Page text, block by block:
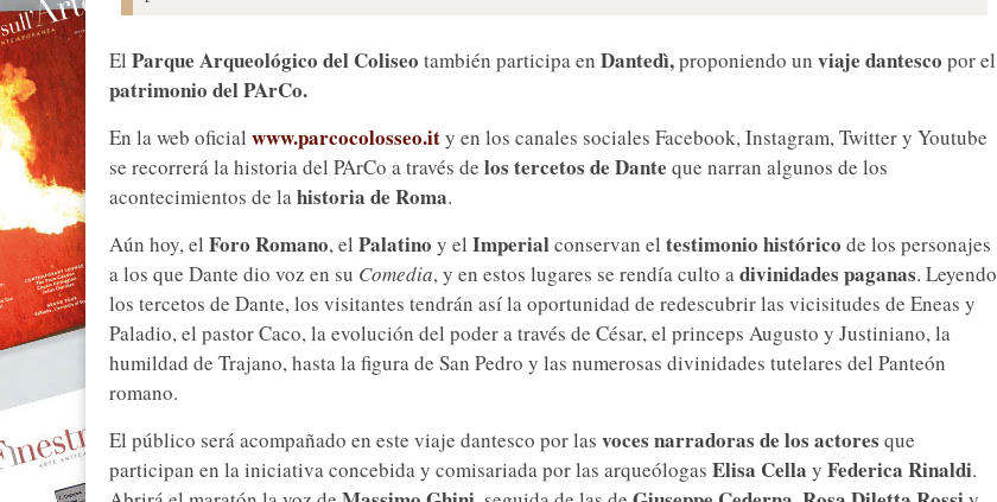
El Parque Arqueológico del Coliseo también participa en Dantedì,proponiendo un viaje dantesco por el
patrimonio del PArCo.
En la web oficial www.parcocolosseo.ity en los canales sociales Facebook, Instagram, Twitter y Youtube
se recorrerá la historia del PArCo a través de los tercetos de Dante que narran algunos de los
acontecimientos de lahistoria de Roma.
Aún hoy, el Foro Romano, el Palatino y el Imperialconservan el testimonio histórico de los personajes
a los que Dante dio voz en su Comedia, y en estos lugares se rendía culto adivinidades paganas. Leyendo
los tercetos de Dante, los visitantes tendrán así la oportunidad de redescubrir las vicisitudes de Eneas y
Paladio, el pastor Caco, la evolución del poder a través de César, el princeps Augusto y Justiniano, la
humildad de Trajano, hasta la figura de San Pedro y las numerosas divinidades tutelares del Panteón
romano.
El público será acompañado en este viaje dantesco por las voces narradoras de los actores que
participan en la iniciativa concebida y comisariada por las arqueólogas Elisa Cella y Federica Rinaldi.